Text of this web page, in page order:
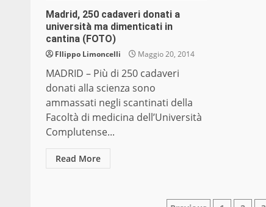
Madrid, 250 cadaveri donati a
università ma dimenticati in
cantina (FOTO)
FIlippo Limoncelli Maggio 20, 2014
MADRID – Più di 250 cadaveri
donati alla scienza sono
ammassati negli scantinati della
Facoltà di medicina dell’Università
Complutense...
Read More